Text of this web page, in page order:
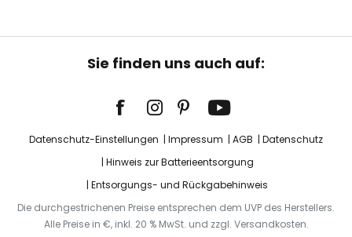
Sie finden uns auch auf:
Datenschutz-Einstellungen Impressum AGB
Datenschutz
Hinweis zur Batterieentsorgung
Entsorgungs- und Rückgabehinweis
Die durchgestrichenen Preise entsprechen dem UVP des Herstellers.
Alle Preise in €, inkl. 20 % MwSt. und zzgl. Versandkosten.